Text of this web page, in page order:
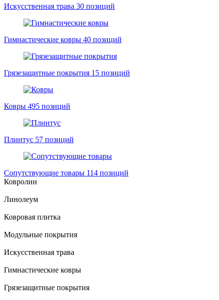
Искусственная трава 30 позиций
Гимнастические ковры 40 позиций
Грязезащитные покрытия 15 позиций
Ковры 495 позиций
Плинтус 57 позиций
Сопутствующие товары 114 позиций
Ковролин
Линолеум
Ковровая плитка
Модульные покрытия
Искусственная трава
Гимнастические ковры
Грязезащитные покрытия